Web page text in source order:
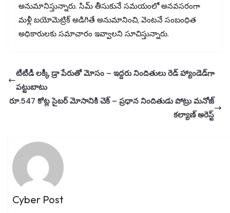
అనుమానిస్తున్నారు. సిమ్‌ తీసుకునే సమయంలో అనవసరంగా
మళ్లీ బయోమెట్రిక్‌ అడిగితే అనుమానించి, వెంటనే సంబంధిత
అధికారులకు సమాచారం ఇవ్వాలని సూచిస్తున్నారు.
టీటీడీ లక్కీ డ్రా పేరుతో మోసం – ఇద్దరు నిందితులు రెడ్ హ్యాండెడ్‌గా
పట్టుబాటు
రూ.547 కోట్ల సైబర్‌ మోసానికి చెక్‌ – ప్రధాన నిందితుడు పోట్రు మనోజ్‌
కల్యాణ్‌ అరెస్ట్
Cyber Post